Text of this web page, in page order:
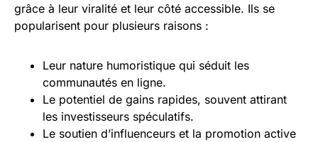
grâce à leur viralité et leur côté accessible. Ils se
popularisent pour plusieurs raisons :
Leur nature humoristique qui séduit les
communautés en ligne.
Le potentiel de gains rapides, souvent attirant
les investisseurs spéculatifs.
Le soutien d’influenceurs et la promotion active